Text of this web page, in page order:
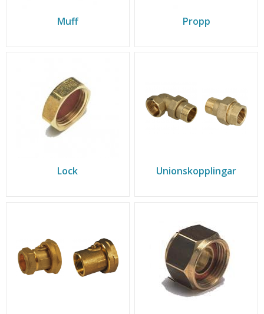
Muff Propp
Lock Unionskopplingar